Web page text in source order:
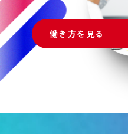
働き方を見る